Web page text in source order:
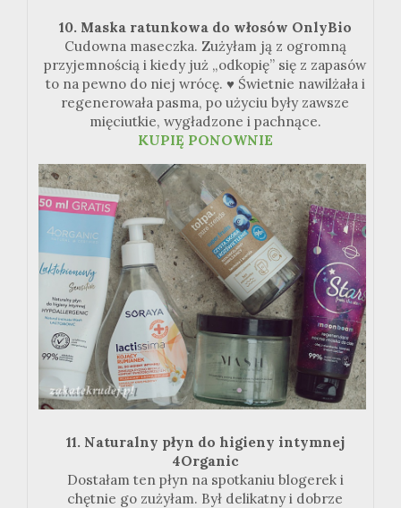
10. Maska ratunkowa do włosów OnlyBio
Cudowna maseczka. Zużyłam ją z ogromną
przyjemnością i kiedy już „odkopię” się z zapasów
to na pewno do niej wrócę. ♥ Świetnie nawilżała i
regenerowała pasma, po użyciu były zawsze
mięciutkie, wygładzone i pachnące.
KUPIĘ PONOWNIE
11. Naturalny płyn do higieny intymnej
4Organic
Dostałam ten płyn na spotkaniu blogerek i
chętnie go zużyłam. Był delikatny i dobrze